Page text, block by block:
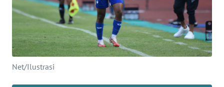
Net/Ilustrasi
INTERNASIONAL
SERBA-SERBI